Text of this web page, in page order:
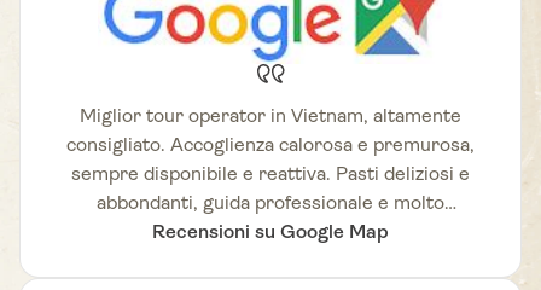
Miglior tour operator in Vietnam, altamente
consigliato. Accoglienza calorosa e premurosa,
sempre disponibile e reattiva. Pasti deliziosi e
abbondanti, guida professionale e molto
competente.
Recensioni su Google Map